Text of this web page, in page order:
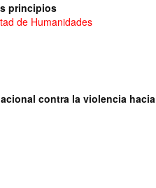
principios
de Humanidades
contra la violencia hacia